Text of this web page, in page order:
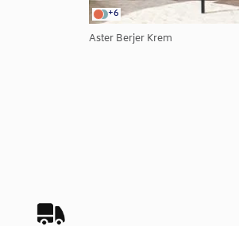
+6
Aster Berjer Krem